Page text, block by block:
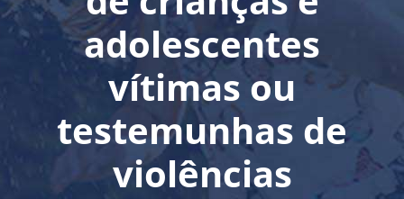
adolescentes
vítimas ou
testemunhas de
violências